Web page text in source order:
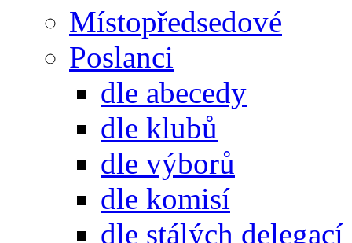
Místopředsedové
Poslanci
dle abecedy
dle klubů
dle výborů
dle komisí
dle stálých delegací